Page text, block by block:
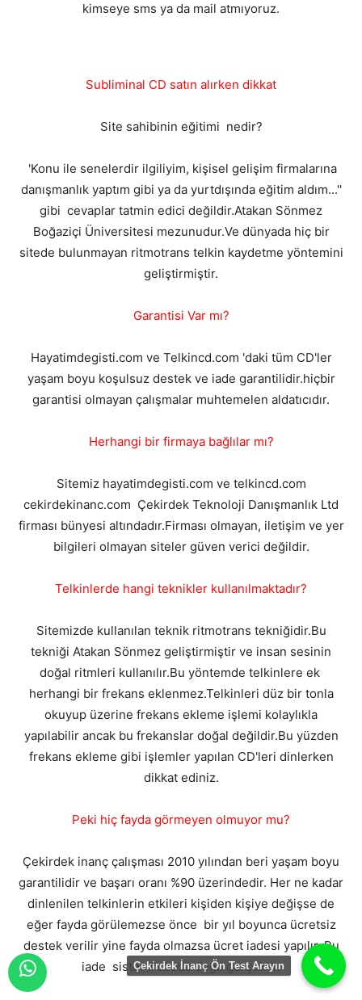
kimseye sms ya da mail atmıyoruz.
Subliminal CD satın alırken dikkat
Site sahibinin eğitimi nedir?
'Konu ile senelerdir ilgiliyim, kişisel gelişim firmalarına
danışmanlık yaptım gibi ya da yurtdışında eğitim aldım...''
gibi cevaplar tatmin edici değildir.Atakan Sönmez
Boğaziçi Üniversitesi mezunudur.Ve dünyada hiç bir
sitede bulunmayan ritmotrans telkin kaydetme yöntemini
geliştirmiştir.
Garantisi Var mı?
Hayatimdegisti.com ve Telkincd.com 'daki tüm CD'ler
yaşam boyu koşulsuz destek ve iade garantilidir.hiçbir
garantisi olmayan çalışmalar muhtemelen aldatıcıdır.
Herhangi bir firmaya bağlılar mı?
Sitemiz hayatimdegisti.com ve telkincd.com
cekirdekinanc.com Çekirdek Teknoloji Danışmanlık Ltd
firması bünyesi altındadır.Firması olmayan, iletişim ve yer
bilgileri olmayan siteler güven verici değildir.
Telkinlerde hangi teknikler kullanılmaktadır?
Sitemizde kullanılan teknik ritmotrans tekniğidir.Bu
tekniği Atakan Sönmez geliştirmiştir ve insan sesinin
doğal ritmleri kullanılır.Bu yöntemde telkinlere ek
herhangi bir frekans eklenmez.Telkinleri düz bir tonla
okuyup üzerine frekans ekleme işlemi kolaylıkla
yapılabilir ancak bu frekanslar doğal değildir.Bu yüzden
frekans ekleme gibi işlemler yapılan CD'leri dinlerken
dikkat ediniz.
Peki hiç fayda görmeyen olmuyor mu?
Çekirdek inanç çalışması 2010 yılından beri yaşam boyu
garantilidir ve başarı oranı %90 üzerindedir. Her ne kadar
dinlenilen telkinlerin etkileri kişiden kişiye değişse de
eğer fayda görülemezse önce bir yıl boyunca ücretsiz
destek verilir yine fayda olmazsa ücret iadesi yapılır. Bu
iade sistemi sözde değil gerçektir.
Çekirdek İnanç Ön Test Arayın